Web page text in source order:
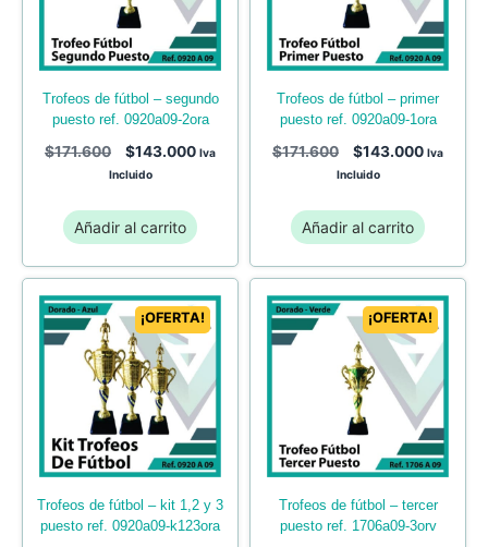
trofeos de fútbol – segundo
puesto ref. 0920a09-2ora
$171.600 $143.000 Iva
Incluido
Añadir al carrito
trofeos de fútbol – primer
puesto ref. 0920a09-1ora
$171.600 $143.000 Iva
Incluido
Añadir al carrito
¡OFERTA!
trofeos de fútbol – kit 1,2 y 3
puesto ref. 0920a09-k123ora
¡OFERTA!
trofeos de fútbol – tercer
puesto ref. 1706a09-3orv